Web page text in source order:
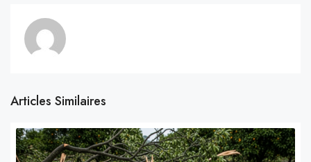
Articles Similaires